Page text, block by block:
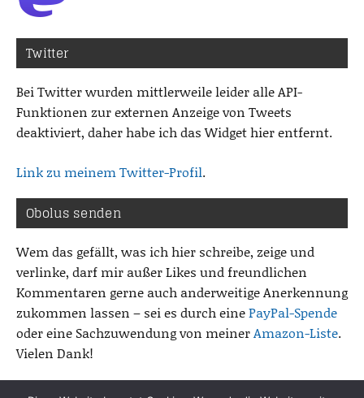
Twitter
Bei Twitter wurden mittlerweile leider alle API-
Funktionen zur externen Anzeige von Tweets
deaktiviert, daher habe ich das Widget hier entfernt.
Link zu meinem Twitter-Profil.
Obolus senden
Wem das gefällt, was ich hier schreibe, zeige und
verlinke, darf mir außer Likes und freundlichen
Kommentaren gerne auch anderweitige Anerkennung
zukommen lassen – sei es durch einePayPal-Spende
oder eine Sachzuwendung von meinerAmazon-Liste.
Vielen Dank!